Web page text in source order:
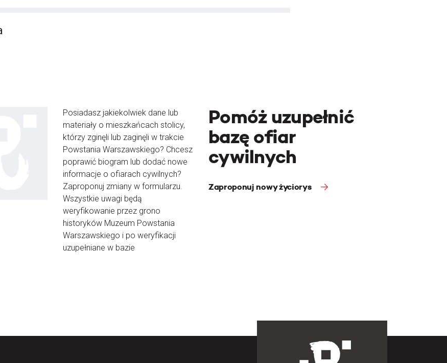
Posiadasz jakiekolwiek dane lub
materiały o mieszkańcach stolicy,
którzy zginęli lub zaginęli w trakcie
Powstania Warszawskiego? Chcesz
poprawić biogram lub dodać nowe
informacje o ofiarach cywilnych?
Zaproponuj zmiany w formularzu.
Wszystkie uwagi będą
weryfikowanie przez grono
historyków Muzeum Powstania
Warszawskiego i po weryfikacji
uzupełniane w bazie
Pomóż uzupełnić
bazę ofiar
cywilnych
Zaproponuj nowy życiorys